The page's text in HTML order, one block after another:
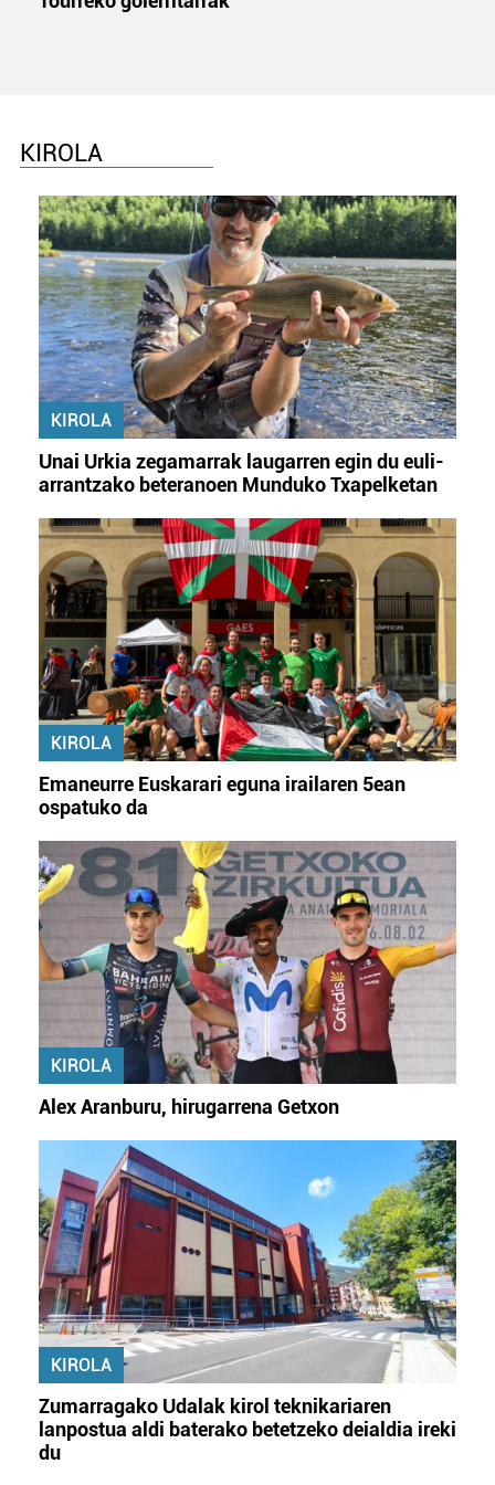
KIROLA
KIROLA
Unai Urkia zegamarrak laugarren egin du euli-
arrantzako beteranoen Munduko Txapelketan
KIROLA
Emaneurre Euskarari eguna irailaren 5ean
ospatuko da
KIROLA
Alex Aranburu, hirugarrena Getxon
KIROLA
Zumarragako Udalak kirol teknikariaren
lanpostua aldi baterako betetzeko deialdia ireki
du